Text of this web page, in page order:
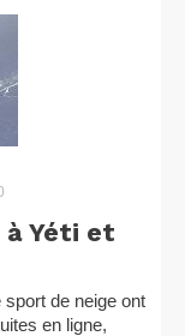
à Yéti et
de neige ont
en ligne,